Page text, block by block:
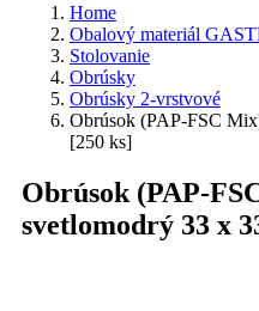
Home
Obalový materiál
Stolovanie
Obrúsky
Obrúsky 2-vrstvové
Obrúsok (PAP-FSC
[250 ks]
Obrúsok (PAP-
svetlomodrý 33 x